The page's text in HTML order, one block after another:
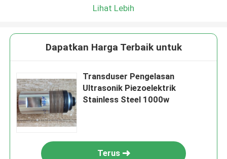
Lihat Lebih
Dapatkan Harga Terbaik untuk
Transduser Pengelasan
Ultrasonik Piezoelektrik
Stainless Steel 1000w
Terus